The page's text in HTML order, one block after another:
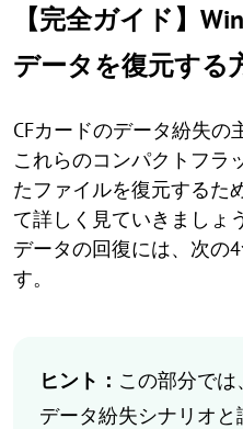
【完全ガイド】
データを復元する
CFカードのデータ紛失の
これらのコンパクトフラ
たファイルを復元するた
て詳しく見ていきましょ
データの回復には、次の
す。
ヒント： この部分では
データ紛失シナリオ